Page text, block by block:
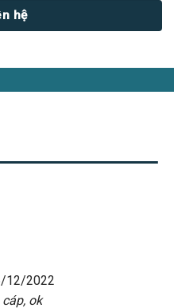
hệ
12/2022
ok